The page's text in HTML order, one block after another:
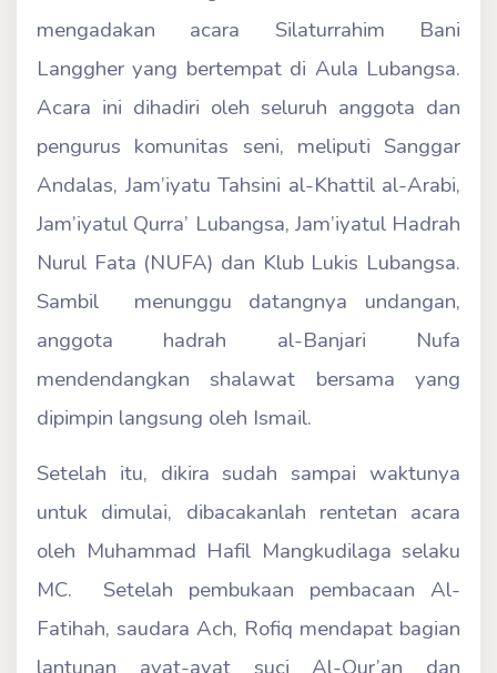
mengadakan acara Silaturrahim Bani
Langgher yang bertempat di Aula Lubangsa.
Acara ini dihadiri oleh seluruh anggota dan
pengurus komunitas seni, meliputi Sanggar
Andalas, Jam’iyatu Tahsini al-Khattil al-Arabi,
Jam’iyatul Qurra’ Lubangsa, Jam’iyatul Hadrah
Nurul Fata (NUFA) dan Klub Lukis Lubangsa.
Sambil menunggu datangnya undangan,
anggota hadrah al-Banjari Nufa
mendendangkan shalawat bersama yang
dipimpin langsung oleh Ismail.
Setelah itu, dikira sudah sampai waktunya
untuk dimulai, dibacakanlah rentetan acara
oleh Muhammad Hafil Mangkudilaga selaku
MC. Setelah pembukaan pembacaan Al-
Fatihah, saudara Ach, Rofiq mendapat bagian